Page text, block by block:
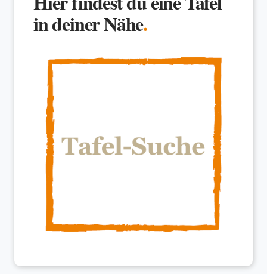
in deiner Nähe.